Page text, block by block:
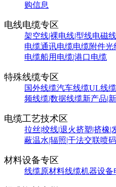
购信息
电线电缆专区
架空线|裸电线|型线电磁
电缆通讯电缆电缆附件光
电缆船用电缆|港口电缆
特殊线缆专区
国外线缆汽车线缆UL线缆
频线缆|数据线缆新产品|
电缆工艺技术区
拉丝|绞线|退火挤塑|挤橡|
蔽温水|辐照|干法交联喷
材料设备专区
线缆原材料线缆机器设备